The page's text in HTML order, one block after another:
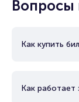
Вопросы
Как купить
Как работает